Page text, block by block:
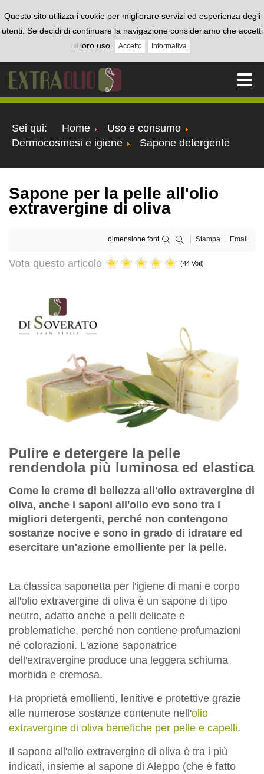
Questo sito utilizza i cookie per migliorare servizi ed esperienza degli
utenti. Se decidi di continuare la navigazione consideriamo che accetti
il loro uso.
Accetto Informativa
Sei qui: Home
Uso e consumo
Dermocosmesi e igiene
Sapone detergente
Sapone per la pelle all'olio
extravergine di oliva
dimensione font Stampa Email
Vota questo articolo (44 Voti)
Pulire e detergere la pelle
rendendola più luminosa ed elastica
Come le creme di bellezza all'olio extravergine di
oliva, anche i saponi all'olio evo sono tra i
migliori detergenti, perché non contengono
sostanze nocive e sono in grado di idratare ed
esercitare un'azione emolliente per la pelle.
La classica saponetta per l'igiene di mani e corpo
all'olio extravergine di oliva è un sapone di tipo
neutro, adatto anche a pelli delicate e
problematiche, perché non contiene profumazioni
né colorazioni. L'azione saponatrice
dell'extravergine produce una leggera schiuma
morbida e cremosa.
Ha proprietà emollienti, lenitive e protettive grazie
alle numerose sostanze contenute nell'olio
extravergine di oliva benefiche per pelle e capelli.
Il sapone all'olio extravergine di oliva è tra i più
indicati, insieme al sapone di Aleppo (che è fatto